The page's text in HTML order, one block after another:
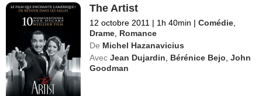
The Artist
12 octobre 2011 | 1h 40min | Comédie
Drame Romance
De Michel Hazanavicius
Avec Jean Dujardin Bérénice Bejo ,John
Goodman